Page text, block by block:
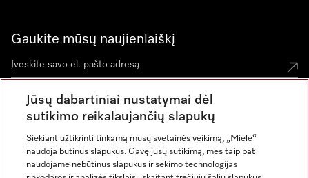
Gaukite mūsų naujienlaiškį
Jūsų dabartiniai nustatymai dėl
sutikimo reikalaujančių slapukų
Siekiant užtikrinti tinkamą mūsų svetainės veikimą, „Miele“
naudoja būtinus slapukus. Gavę jūsų sutikimą, mes taip pat
naudojame nebūtinus slapukus ir sekimo technologijas